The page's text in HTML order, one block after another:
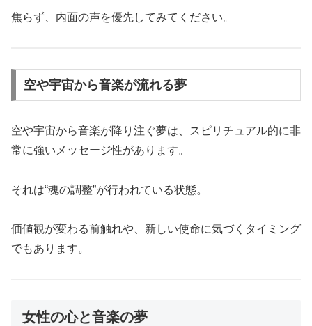
焦らず、内面の声を優先してみてください。
空や宇宙から音楽が流れる夢
空や宇宙から音楽が降り注ぐ夢は、スピリチュアル的に非
常に強いメッセージ性があります。
それは“魂の調整”が行われている状態。
価値観が変わる前触れや、新しい使命に気づくタイミング
でもあります。
女性の心と音楽の夢